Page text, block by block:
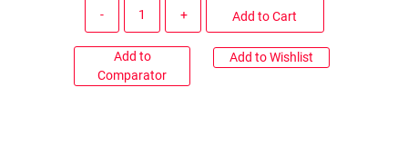
Add to Cart
Add to
Comparator
Add to Wishlist